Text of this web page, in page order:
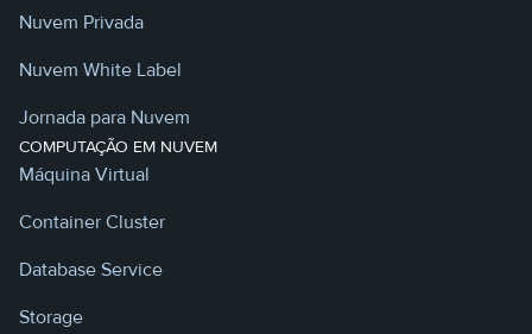
Nuvem Privada
Nuvem White Label
Jornada para Nuvem
COMPUTAÇÃO EM NUVEM
Máquina Virtual
Container Cluster
Database Service
Storage